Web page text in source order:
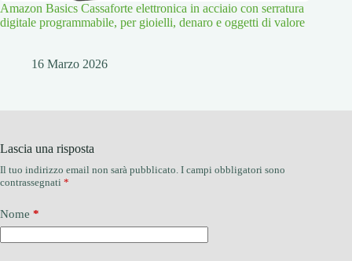
Amazon Basics Cassaforte elettronica in acciaio con serratura
digitale programmabile, per gioielli, denaro e oggetti di valore
16 Marzo 2026
Lascia una risposta
Il tuo indirizzo email non sarà pubblicato. I campi obbligatori sono
contrassegnati *
Nome *